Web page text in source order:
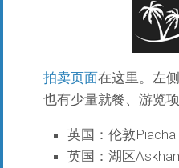
拍卖页面在这里。左
也有少量就餐、游览
英国：伦敦
英国：湖区